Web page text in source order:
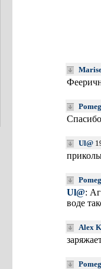
Ul@
Ul@:
воде
Alex